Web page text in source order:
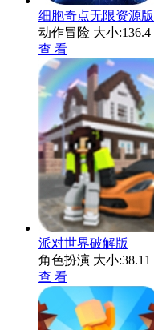
细胞奇点无限资源版
动作冒险 大小
查 看
派对世界破解版
角色扮演 大小
查 看